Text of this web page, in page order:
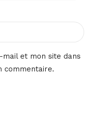
et mon site dans
commentaire.